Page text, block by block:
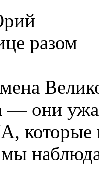
разом
— они
которые
мы